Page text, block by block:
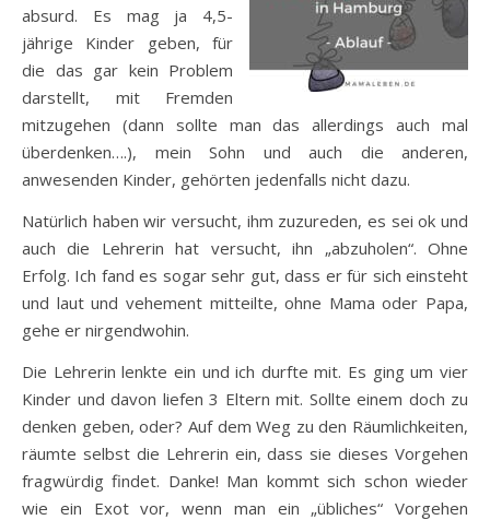
absurd. Es mag ja 4,5-
jährige Kinder geben, für
die das gar kein Problem
darstellt, mit Fremden
mitzugehen (dann sollte man das allerdings auch mal
überdenken….), mein Sohn und auch die anderen,
anwesenden Kinder, gehörten jedenfalls nicht dazu.
Natürlich haben wir versucht, ihm zuzureden, es sei ok und
auch die Lehrerin hat versucht, ihn „abzuholen“. Ohne
Erfolg. Ich fand es sogar sehr gut, dass er für sich einsteht
und laut und vehement mitteilte, ohne Mama oder Papa,
gehe er nirgendwohin.
Die Lehrerin lenkte ein und ich durfte mit. Es ging um vier
Kinder und davon liefen 3 Eltern mit. Sollte einem doch zu
denken geben, oder? Auf dem Weg zu den Räumlichkeiten,
räumte selbst die Lehrerin ein, dass sie dieses Vorgehen
fragwürdig findet. Danke! Man kommt sich schon wieder
wie ein Exot vor, wenn man ein „übliches“ Vorgehen